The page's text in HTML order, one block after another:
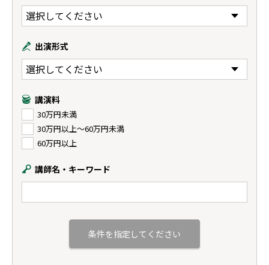
出演形式
講演料
30万円未満
30万円以上〜60万円未満
60万円以上
講師名・キーワード